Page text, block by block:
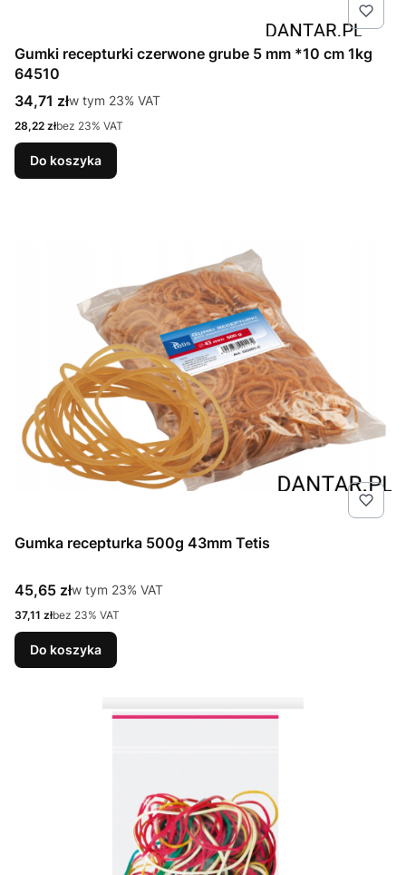
Gumki recepturki czerwone grube 5 mm *10 cm 1kg
64510
Cena brutto
34,71 złw tym %s VAT
w tym 23% VAT
Cena netto
28,22 złbez 23% VAT
Do koszyka
Gumka recepturka 500g 43mm Tetis
Cena brutto
45,65 złw tym %s VAT
w tym 23% VAT
Cena netto
37,11 złbez 23% VAT
Do koszyka